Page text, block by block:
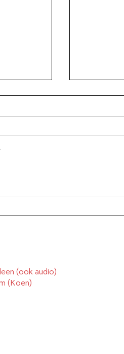
uw
contacten
(ook audio)
(Koen)